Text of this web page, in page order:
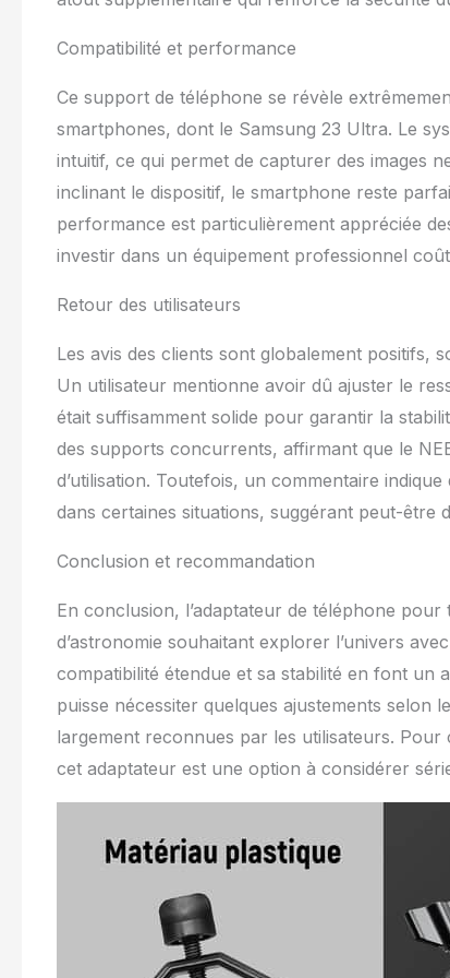
Compatibilité et performance
Ce support de téléphone se révèle
smartphones, dont le Samsung 23 Ultra. Le
intuitif, ce qui permet de capturer des images
inclinant le dispositif, le smartphone reste
performance est particulièrement appréciée
investir dans un équipement professionnel
Retour des utilisateurs
Les avis des clients sont globalement positifs,
Un utilisateur mentionne avoir dû ajuster le
était suffisamment solide pour garantir la
des supports concurrents, affirmant que le
d’utilisation. Toutefois, un commentaire
dans certaines situations, suggérant peut-être
Conclusion et recommandation
En conclusion, l’adaptateur de téléphone
d’astronomie souhaitant explorer l’univers
compatibilité étendue et sa stabilité en font un
puisse nécessiter quelques ajustements selon
largement reconnues par les utilisateurs.
cet adaptateur est une option à considérer